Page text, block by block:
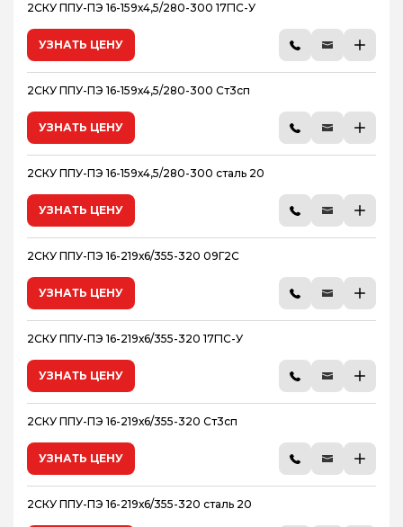
2СКУ ППУ-ПЭ 16-159х4,5/280-300 17Г1С-У
УЗНАТЬ ЦЕНУ
2СКУ ППУ-ПЭ 16-159х4,5/280-300 Ст3сп
УЗНАТЬ ЦЕНУ
2СКУ ППУ-ПЭ 16-159х4,5/280-300 сталь 20
УЗНАТЬ ЦЕНУ
2СКУ ППУ-ПЭ 16-219х6/355-320 09Г2С
УЗНАТЬ ЦЕНУ
2СКУ ППУ-ПЭ 16-219х6/355-320 17Г1С-У
УЗНАТЬ ЦЕНУ
2СКУ ППУ-ПЭ 16-219х6/355-320 Ст3сп
УЗНАТЬ ЦЕНУ
2СКУ ППУ-ПЭ 16-219х6/355-320 сталь 20